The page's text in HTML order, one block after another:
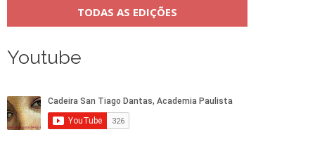
TODAS AS EDIÇÕES
Youtube